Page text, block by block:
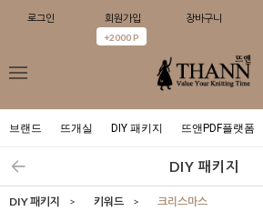
로그인 회원가입
+2000 P
장바구니
브랜드 뜨개실 DIY 패키지 뜨앤PDF플랫폼
DIY 패키지
DIY 패키지 > 키워드 > 크리스마스